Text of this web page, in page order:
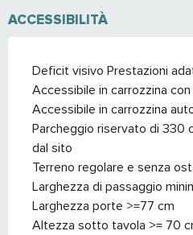
ACCESSIBILITÀ
Deficit visivo Prestazioni
Accessibile in carrozzina
Accessibile in carrozzina
Parcheggio riservato di 330
dal sito
Terreno regolare e senza
Larghezza di passaggio
Larghezza porte >=77 cm
Altezza sotto tavola >= 70